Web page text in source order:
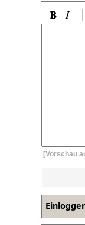
[Vorschau